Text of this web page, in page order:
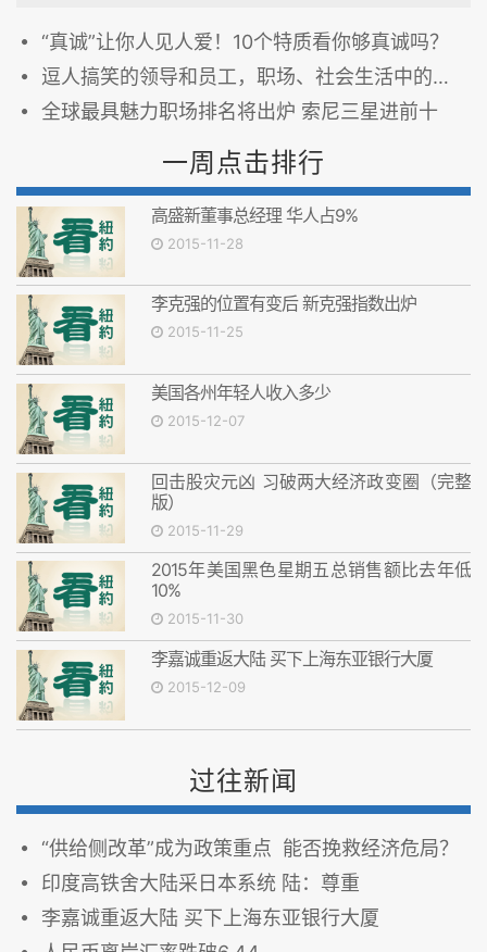
“真诚”让你人见人爱！10个特质看你够真诚吗？
逗人搞笑的领导和员工，职场、社会生活中的神级黑
全球最具魅力职场排名将出炉 索尼三星进前十
一周点击排行
高盛新董事总经理 华人占9%
2015-11-28
李克强的位置有变后 新克强指数出炉
2015-11-25
美国各州年轻人收入多少
2015-12-07
回击股灾元凶 习破两大经济政变圈（完整
版）
2015-11-29
2015年美国黑色星期五总销售额比去年低
10%
2015-11-30
李嘉诚重返大陆 买下上海东亚银行大厦
2015-12-09
过往新闻
“供给侧改革”成为政策重点 能否挽救经济危局？
印度高铁舍大陆采日本系统 陆：尊重
李嘉诚重返大陆 买下上海东亚银行大厦